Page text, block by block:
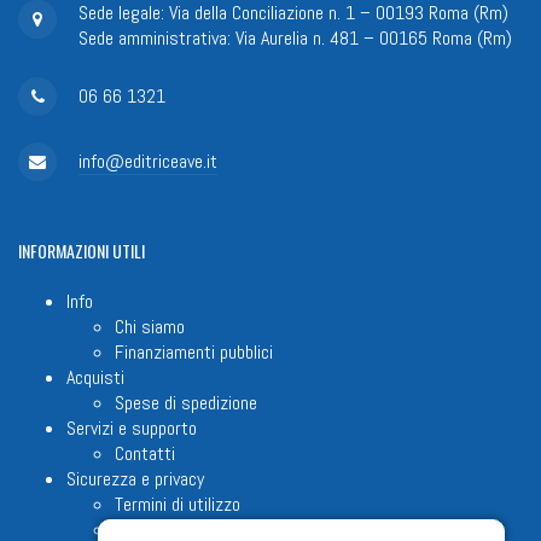
Sede legale: Via della Conciliazione n. 1 – 00193 Roma (Rm)
Sede amministrativa: Via Aurelia n. 481 – 00165 Roma (Rm)
06 66 1321
info@editriceave.it
INFORMAZIONIUTILI
Info
Chi siamo
Finanziamenti pubblici
Acquisti
Spese di spedizione
Servizi e supporto
Contatti
Sicurezza e privacy
Termini di utilizzo